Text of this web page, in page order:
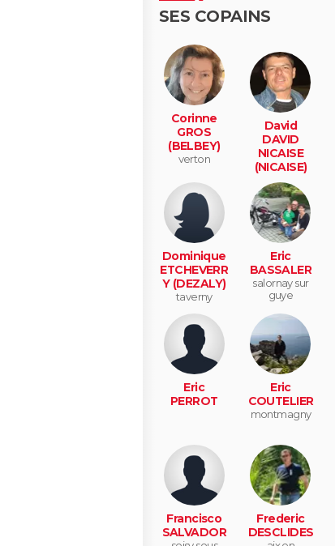
SES COPAINS
Corinne
GROS
(BELBEY)
verton
David
DAVID
NICAISE
(NICAISE)
villeneuve-
loubet
Dominique
ETCHEVERR
Y (DEZALY)
taverny
Eric
BASSALER
salornay sur
guye
Eric
PERROT
Eric
COUTELIER
montmagny
Francisco
SALVADOR
Frederic
DESCLIDES